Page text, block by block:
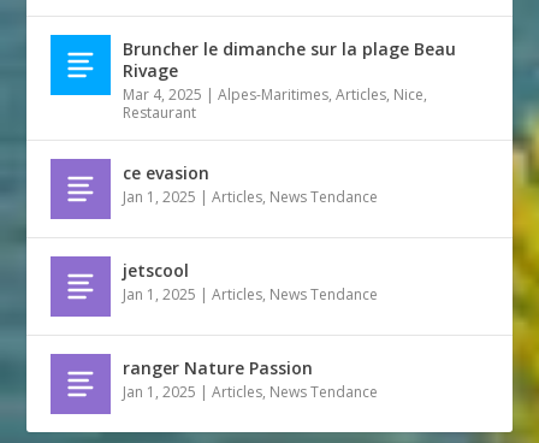
Bruncher le dimanche sur la plage Beau
Rivage
Mar 4, 2025 |Alpes-Maritimes,Articles, Nice,
Restaurant
ce evasion
Jan 1, 2025 |Articles, News Tendance
jetscool
Jan 1, 2025 |Articles, News Tendance
ranger Nature Passion
Jan 1, 2025 |Articles, News Tendance